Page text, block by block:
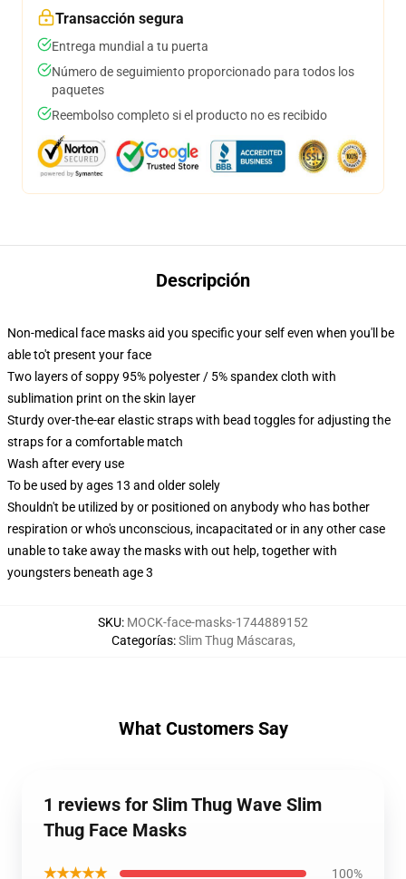
Transacción segura
Entrega mundial a tu puerta
Número de seguimiento proporcionado para todos los
paquetes
Reembolso completo si el producto no es recibido
Descripción
Non-medical face masks aid you specific your self even when you'll be
able to't present your face
Two layers of soppy 95% polyester / 5% spandex cloth with
sublimation print on the skin layer
Sturdy over-the-ear elastic straps with bead toggles for adjusting the
straps for a comfortable match
Wash after every use
To be used by ages 13 and older solely
Shouldn't be utilized by or positioned on anybody who has bother
respiration or who's unconscious, incapacitated or in any other case
unable to take away the masks with out help, together with
youngsters beneath age 3
SKU: MOCK-face-masks-1744889152
Categorías:Slim Thug Máscaras,
What Customers Say
1 reviews for Slim Thug Wave Slim
Thug Face Masks
★★★★★ 100%